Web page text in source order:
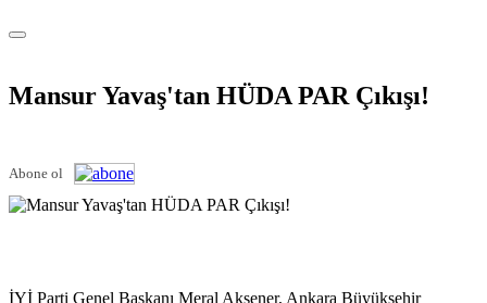
Mansur Yavaş'tan HÜDA PAR Çıkışı!
Abone ol
İYİ Parti Genel Başkanı Meral Akşener, Ankara Büyükşehir